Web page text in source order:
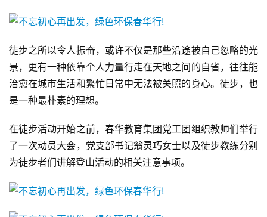
徒步之所以令人振奋，或许不仅是那些沿途被自己忽略的光
景，更有一种依靠个人力量行走在天地之间的自省，往往能
治愈在城市生活和繁忙日常中无法被关照的身心。徒步，也
是一种最朴素的理想。
在徒步活动开始之前，春华教育集团党工团组织教师们举行
了一次动员大会，党支部书记翁灵巧女士以及徒步教练分别
为徒步者们讲解登山活动的相关注意事项。